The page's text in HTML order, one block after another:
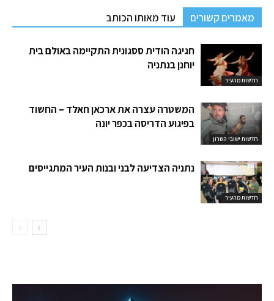
מאמרים קשורים עוד מאותו הכותב
חדשות מהעיר
חגיגה הודית ססגונית התקיימה באולם בית
יוחנן בנתניה
חדשות ישובי השרון
המשטרה עצרה את ארכאן חאלד – החשוד
בפיגוע הדריסה בכפר יונה
חדשות מהעיר
נתניה הצדיעה לבני ובנות העיר המתגייסים